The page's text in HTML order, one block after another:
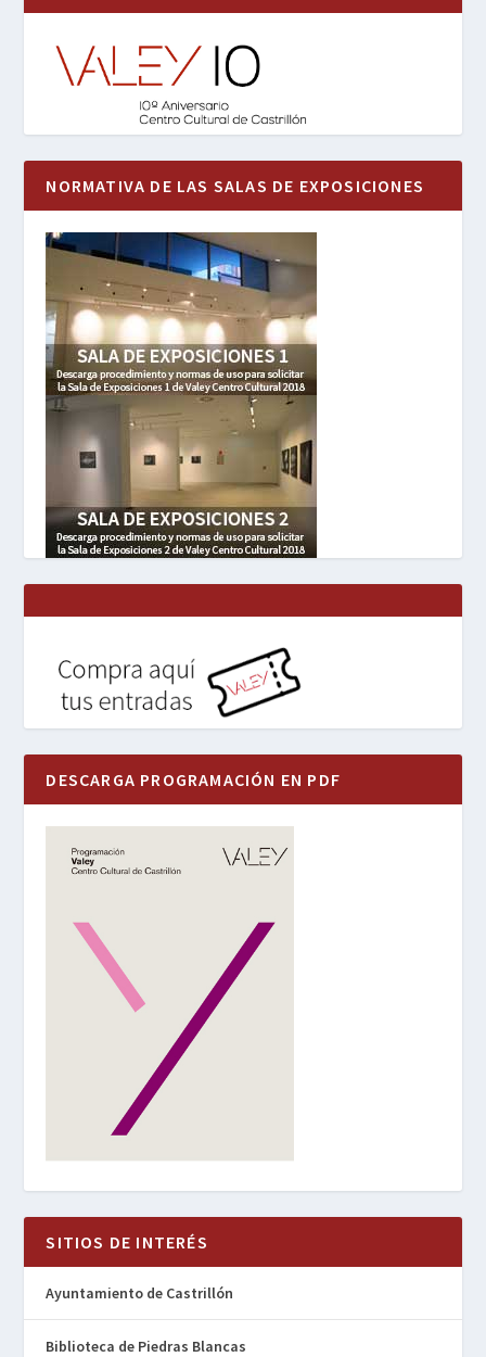
NORMATIVA DE LAS SALAS DE EXPOSICIONES
DESCARGA PROGRAMACIÓN EN PDF
SITIOS DE INTERÉS
Ayuntamiento de Castrillón
Biblioteca de Piedras Blancas